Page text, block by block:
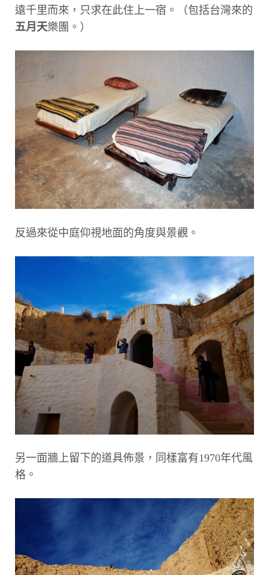
遠千里而來，只求在此住上一宿。（包括台灣來的
五月天樂團。）
反過來從中庭仰視地面的角度與景觀。
另一面牆上留下的道具佈景，同樣富有1970年代風
格。